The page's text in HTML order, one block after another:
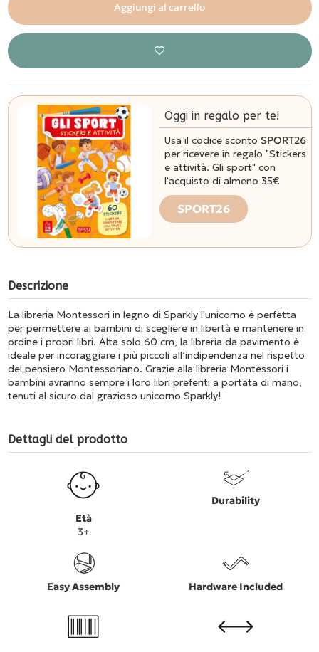
Aggiungi al carrello
Oggi in regalo per te!
Usa il codice sconto SPORT26
per ricevere in regalo "Stickers
e attività. Gli sport" con
l'acquisto di almeno 35€
SPORT26
Descrizione
La libreria Montessori in legno di Sparkly l'unicorno è perfetta
per permettere ai bambini di scegliere in libertà e mantenere in
ordine i propri libri. Alta solo 60 cm, la libreria da pavimento è
ideale per incoraggiare i più piccoli all’indipendenza nel rispetto
del pensiero Montessoriano. Grazie alla libreria Montessori i
bambini avranno sempre i loro libri preferiti a portata di mano,
tenuti al sicuro dal grazioso unicorno Sparkly!
Dettagli del prodotto
Età
3+
Durability
Easy Assembly Hardware Included